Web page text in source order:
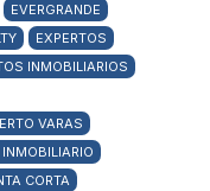
EVERGRANDE
EXPERTOS
INMOBILIARIOS
VARAS
CORTA